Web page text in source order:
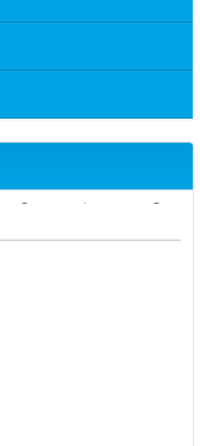
kế hoạch đầu tư
báo tuyển dụng
tiêu cực 6 tháng